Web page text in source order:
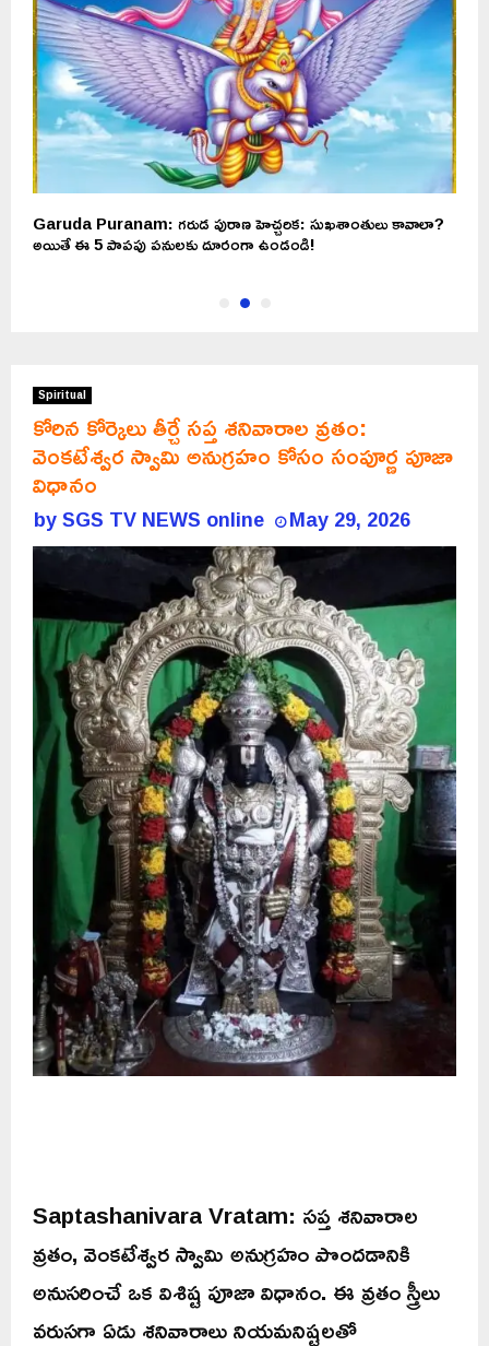
Garuda Puranam: గరుడ పురాణ హెచ్చరిక: సుఖశాంతులు కావాలా?
అయితే ఈ 5 పాపపు పనులకు దూరంగా ఉండండి!
Spiritual
కోరిన కోర్కెలు తీర్చే సప్త శనివారాల వ్రతం:
వెంకటేశ్వర స్వామి అనుగ్రహం కోసం సంపూర్ణ పూజా
విధానం
bySGS TV NEWS online May 29, 2026
Saptashanivara Vratam: సప్త శనివారాల
వ్రతం, వెంకటేశ్వర స్వామి అనుగ్రహం పొందడానికి
అనుసరించే ఒక విశిష్ట పూజా విధానం. ఈ వ్రతం స్త్రీలు
వరుసగా ఏడు శనివారాలు నియమనిష్టలతో